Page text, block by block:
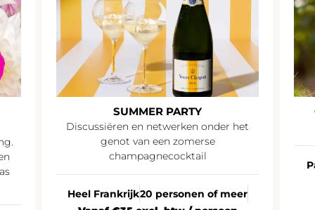
SUMMER PARTY
Discussiëren en netwerken onder het
genot van een zomerse
champagnecocktail
Heel Frankrijk20 personen of meer